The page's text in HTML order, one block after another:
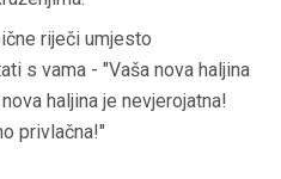
riječi umjesto
s vama - "Vaša nova haljina
haljina je nevjerojatna!
privlačna!"